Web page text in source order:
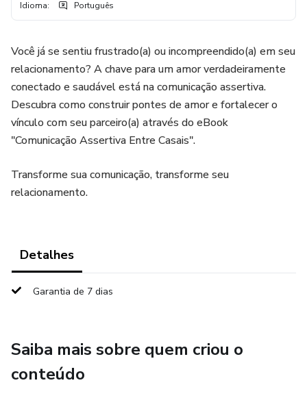
Idioma: Português
Você já se sentiu frustrado(a) ou incompreendido(a) em seu
relacionamento? A chave para um amor verdadeiramente
conectado e saudável está na comunicação assertiva.
Descubra como construir pontes de amor e fortalecer o
vínculo com seu parceiro(a) através do eBook
"Comunicação Assertiva Entre Casais".
Transforme sua comunicação, transforme seu
relacionamento.
Detalhes
Garantia de 7 dias
Saiba mais sobre quem criou o
conteúdo